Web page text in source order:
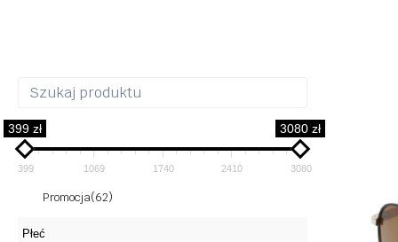
399 zł 3080 zł
399 1069 1740 2410 3080
Promocja(62)